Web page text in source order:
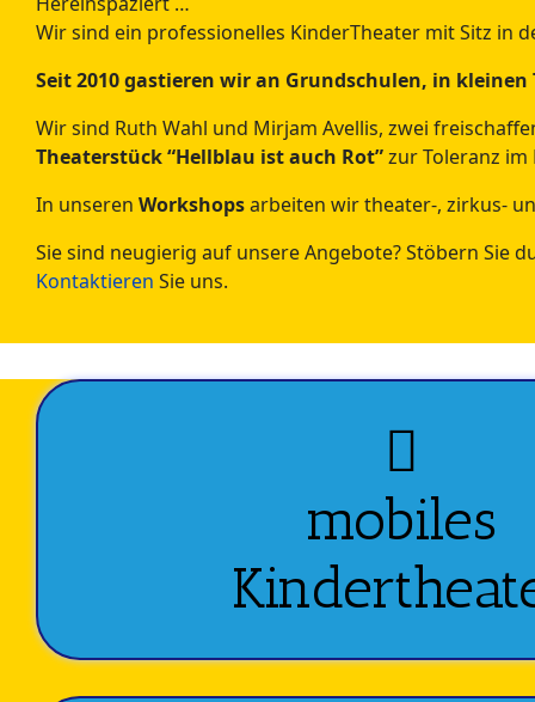
Wir sind ein professionelles KinderTheater mit Sitz in
Seit 2010 gastieren wir an Grundschulen, in
Wir sind Ruth Wahl und Mirjam Avellis, zwei
Theaterstück “Hellblau ist auch Rot”zur Toleranz
In unseren Workshopsarbeiten wir theater-, zirkus-
Sie sind neugierig auf unsere Angebote? Stöbern Sie
Kontaktieren Sie uns.
mobiles